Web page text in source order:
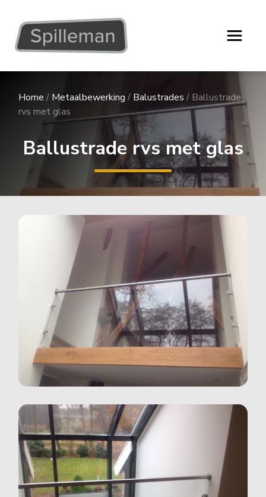
Home / Metaalbewerking / Balustrades / Ballustrade
rvs met glas
Ballustrade rvs met glas